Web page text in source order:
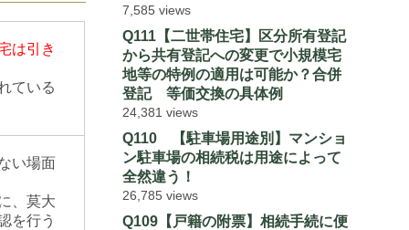
は引き
ている
い場面
、莫大
を行う
7,585 views
Q111【二世帯住宅】区分所有登記
から共有登記への変更で小規模宅
地等の特例の適用は可能か？合併
登記 等価交換の具体例
24,381 views
Q110 【駐車場用途別】マンショ
ン駐車場の相続税は用途によって
全然違う！
26,785 views
Q109【戸籍の附票】相続手続に便